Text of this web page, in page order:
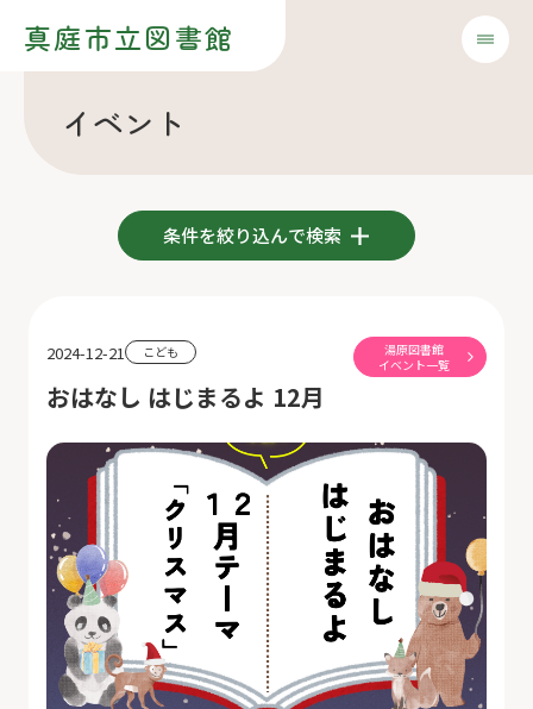
真庭市立図書館
イベント
条件を絞り込んで検索
2024-12-21 こども
おはなし はじまるよ 12月
湯原図書館
イベント一覧